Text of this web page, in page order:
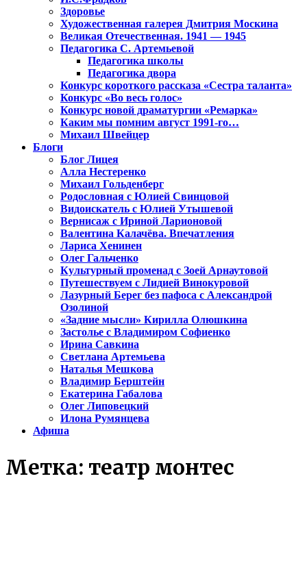
Здоровье
Художественная галерея Дмитрия Москина
Великая Отечественная. 1941 — 1945
Педагогика С. Артемьевой
Педагогика школы
Педагогика двора
Конкурс короткого рассказа «Сестра таланта»
Конкурс «Во весь голос»
Конкурс новой драматургии «Ремарка»
Каким мы помним август 1991-го…
Михаил Швейцер
Блоги
Блог Лицея
Алла Нестеренко
Михаил Гольденберг
Родословная с Юлией Свинцовой
Видоискатель с Юлией Утышевой
Вернисаж с Ириной Ларионовой
Валентина Калачёва. Впечатления
Лариса Хенинен
Олег Гальченко
Культурный променад с Зоей Арнаутовой
Путешествуем с Лидией Винокуровой
Лазурный Берег без пафоса с Александрой
Озолиной
«Задние мысли» Кирилла Олюшкина
Застолье с Владимиром Софиенко
Ирина Савкина
Светлана Артемьева
Наталья Мешкова
Владимир Берштейн
Екатерина Габалова
Олег Липовецкий
Илона Румянцева
Афиша
Метка: театр монтес